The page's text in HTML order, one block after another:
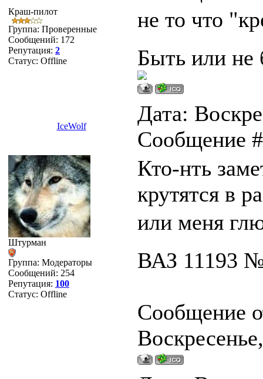
Краш-пилот
Группа: Проверенные
Сообщений: 172
Репутация: 2
Статус: Offline
не то что
Быть или не
IceWolf
Дата:
Сообщение
Штурман
Группа: Модераторы
Сообщений: 254
Репутация: 100
Статус: Offline
Кто-нть
крутятся в
или меня
ВАЗ 11193
Сообщение